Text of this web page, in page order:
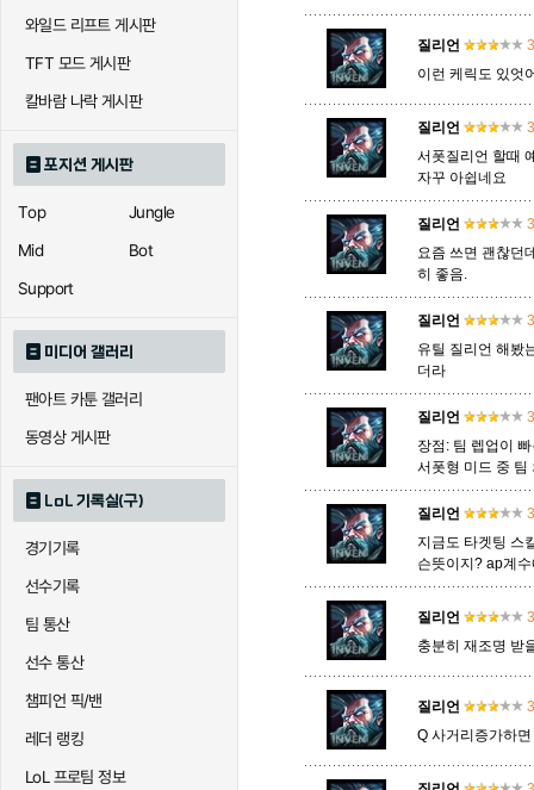
와일드 리프트 게시판
TFT 모드 게시판
칼바람 나락 게시판
포지션 게시판
Top
Jungle
Mid
Bot
Support
미디어 갤러리
팬아트 카툰 갤러리
동영상 게시판
LoL 기록실(구)
경기기록
선수기록
팀 통산
선수 통산
챔피언 픽/밴
레더 랭킹
LoL 프로팀 정보
에코
우르곳 워윅 유나
자이라 자크
직스 진
카이사 카직스 카타리
퀸 크산테 클레
트리스타나 트린다미어 트위스
하이머딩거 헤카림 흐웨
질리언
이런 케릭도 있엇
질리언
서폿질리언 할때
자꾸 아쉽네요
질리언
요즘 쓰면 괜찮던
히 좋음.
질리언
유틸 질리언 해봤
더라
질리언
장점: 팀 렙업이
서폿형 미드 중 팀
질리언
지금도 타겟팅 스
슨뜻이지? ap계
질리언
충분히 재조명 받
질리언
Q 사거리증가하